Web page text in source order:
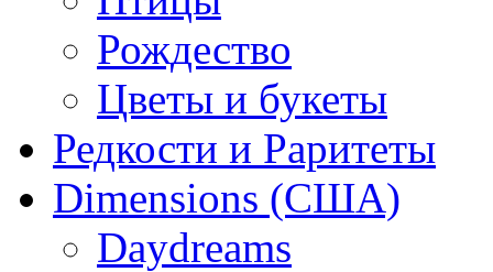
Рождество
Цветы и букеты
Редкости и Раритеты
Dimensions (США)
Daydreams